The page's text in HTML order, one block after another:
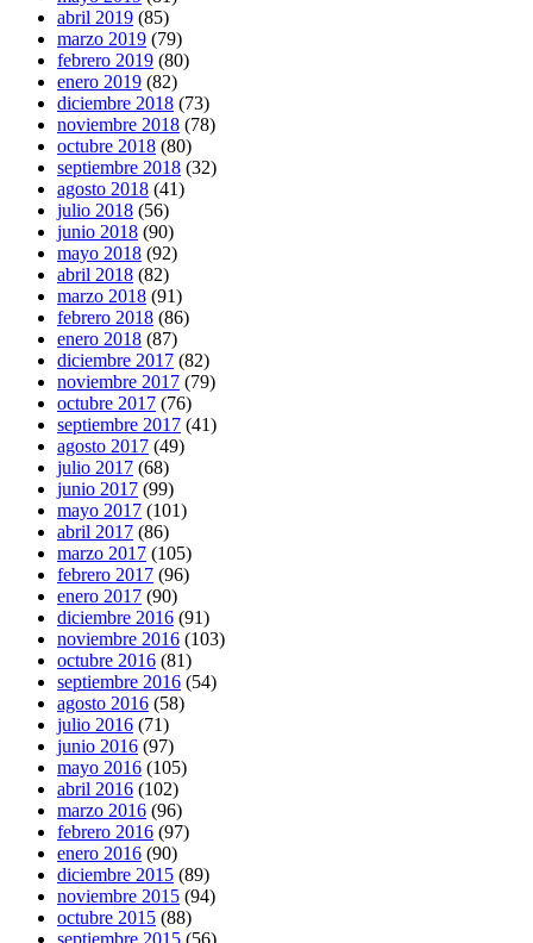
abril 2019 (85)
marzo 2019 (79)
febrero 2019 (80)
enero 2019 (82)
diciembre 2018 (73)
noviembre 2018 (78)
octubre 2018 (80)
septiembre 2018 (32)
agosto 2018 (41)
julio 2018 (56)
junio 2018 (90)
mayo 2018 (92)
abril 2018 (82)
marzo 2018 (91)
febrero 2018 (86)
enero 2018 (87)
diciembre 2017 (82)
noviembre 2017 (79)
octubre 2017 (76)
septiembre 2017 (41)
agosto 2017 (49)
julio 2017 (68)
junio 2017 (99)
mayo 2017 (101)
abril 2017 (86)
marzo 2017 (105)
febrero 2017 (96)
enero 2017 (90)
diciembre 2016 (91)
noviembre 2016 (103)
octubre 2016 (81)
septiembre 2016 (54)
agosto 2016 (58)
julio 2016 (71)
junio 2016 (97)
mayo 2016 (105)
abril 2016 (102)
marzo 2016 (96)
febrero 2016 (97)
enero 2016 (90)
diciembre 2015 (89)
noviembre 2015 (94)
octubre 2015 (88)
septiembre 2015 (56)